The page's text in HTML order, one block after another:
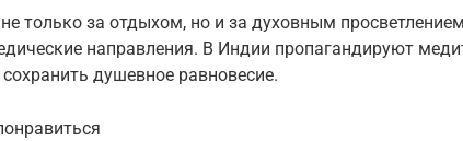
только за отдыхом, но и за духовным
направления. В Индии пропагандируют
душевное равновесие.